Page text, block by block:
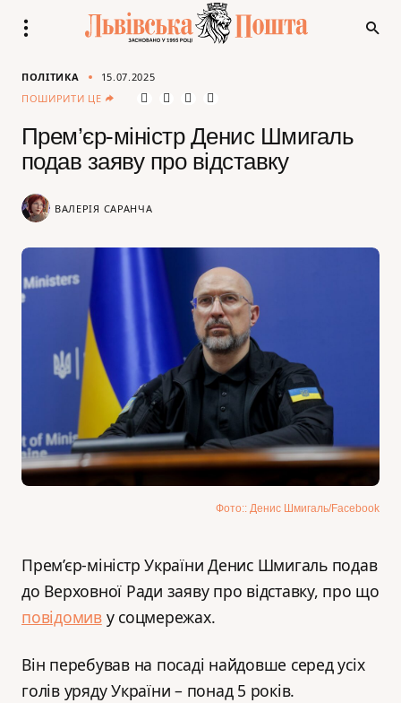
ПОЛІТИКА
15.07.2025
ПОШИРИТИ ЦЕ
Прем’єр-міністр Денис Шмигаль
подав заяву про відставку
ВАЛЕРІЯ САРАНЧА
Фото:: Денис Шмигаль/Facebook
Прем’єр-міністр України Денис Шмигаль подав
до Верховної Ради заяву про відставку, про що
повідомиву соцмережах.
Він перебував на посаді найдовше серед усіх
голів уряду України – понад 5 років.